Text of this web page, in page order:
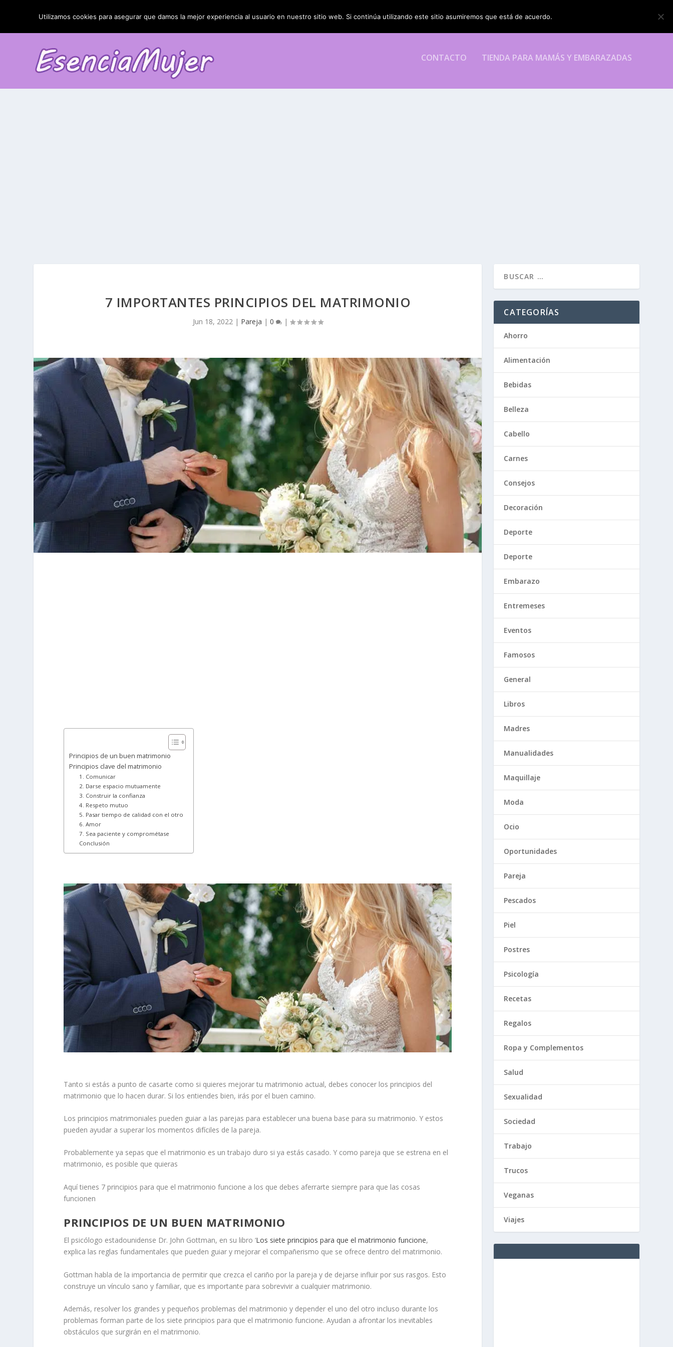
TENDENCIAS: La blefaroplastia y sus resultados
CONTACTO TIENDA PARA MAMÁS Y EMBARAZADAS
7 IMPORTANTES PRINCIPIOS DEL MATRIMONIO
Jun 18, 2022 | Pareja | 0 |
Principios de un buen matrimonio
Principios clave del matrimonio
1. Comunicar
2. Darse espacio mutuamente
3. Construir la confianza
4. Respeto mutuo
5. Pasar tiempo de calidad con el otro
6. Amor
7. Sea paciente y comprométase
Conclusión
Tanto si estás a punto de casarte como si quieres mejorar tu matrimonio actual, debes conocer los principios del
matrimonio que lo hacen durar. Si los entiendes bien, irás por el buen camino.
Los principios matrimoniales pueden guiar a las parejas para establecer una buena base para su matrimonio. Y estos
pueden ayudar a superar los momentos difíciles de la pareja.
Probablemente ya sepas que el matrimonio es un trabajo duro si ya estás casado. Y como pareja que se estrena en el
matrimonio, es posible que quieras
Aquí tienes 7 principios para que el matrimonio funcione a los que debes aferrarte siempre para que las cosas
funcionen
PRINCIPIOS DE UN BUEN MATRIMONIO
El psicólogo estadounidense Dr. John Gottman, en su libro ‘Los siete principios para que el matrimonio funcione,
explica las reglas fundamentales que pueden guiar y mejorar el compañerismo que se ofrece dentro del matrimonio.
Gottman habla de la importancia de permitir que crezca el cariño por la pareja y de dejarse influir por sus rasgos. Esto
construye un vínculo sano y familiar, que es importante para sobrevivir a cualquier matrimonio.
Además, resolver los grandes y pequeños problemas del matrimonio y depender el uno del otro incluso durante los
problemas forman parte de los siete principios para que el matrimonio funcione. Ayudan a afrontar los inevitables
obstáculos que surgirán en el matrimonio.
CATEGORÍAS
Ahorro
Alimentación
Bebidas
Belleza
Cabello
Carnes
Consejos
Decoración
Deporte
Deporte
Embarazo
Entremeses
Eventos
Famosos
General
Libros
Madres
Manualidades
Maquillaje
Moda
Ocio
Oportunidades
Pareja
Pescados
Piel
Postres
Psicología
Recetas
Regalos
Ropa y Complementos
Salud
Sexualidad
Sociedad
Trabajo
Trucos
Veganas
Viajes
Utilizamos cookies para asegurar que damos la mejor experiencia al usuario en nuestro sitio web. Si continúa utilizando este sitio asumiremos que está de acuerdo.